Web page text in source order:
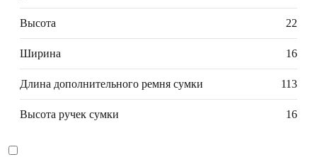
Высота 22
Ширина 16
Длина дополнительного ремня сумки 113
Высота ручек сумки 16